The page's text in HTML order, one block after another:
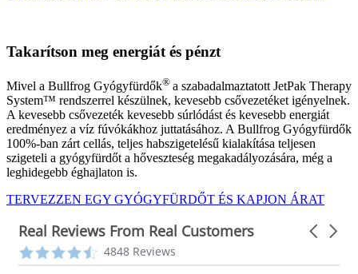
Takarítson meg energiát és pénzt
Mivel a Bullfrog Gyógyfürdők® a szabadalmaztatott JetPak Therapy
System™ rendszerrel készülnek, kevesebb csővezetéket igényelnek.
A kevesebb csővezeték kevesebb súrlódást és kevesebb energiát
eredményez a víz fúvókákhoz juttatásához. A Bullfrog Gyógyfürdők
100%-ban zárt cellás, teljes habszigetelésű kialakítása teljesen
szigeteli a gyógyfürdőt a hőveszteség megakadályozására, még a
leghidegebb éghajlaton is.
TERVEZZEN EGY GYÓGYFÜRDŐT ÉS KAPJON ÁRAT
Real Reviews From Real Customers
Reviews
carousel
Carousel
4.3
star
4848 Reviews